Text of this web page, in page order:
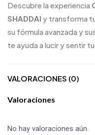
Descubre la experiencia
SHADDAI y transforma
su fórmula avanzada y
te ayuda a lucir y sentir
VALORACIONES (0)
Valoraciones
No hay valoraciones aún.